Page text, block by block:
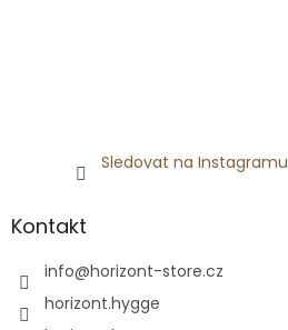
Sledovat na Instagramu
Kontakt
info@horizont-store.cz
horizont.hygge